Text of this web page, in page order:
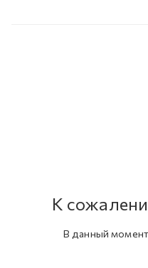
К
В данный момент